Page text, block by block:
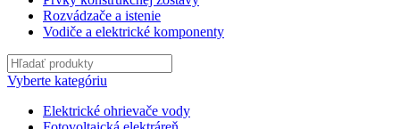
Rozvádzače a istenie
Vodiče a elektrické komponenty
Vyberte kategóriu
Elektrické ohrievače vody